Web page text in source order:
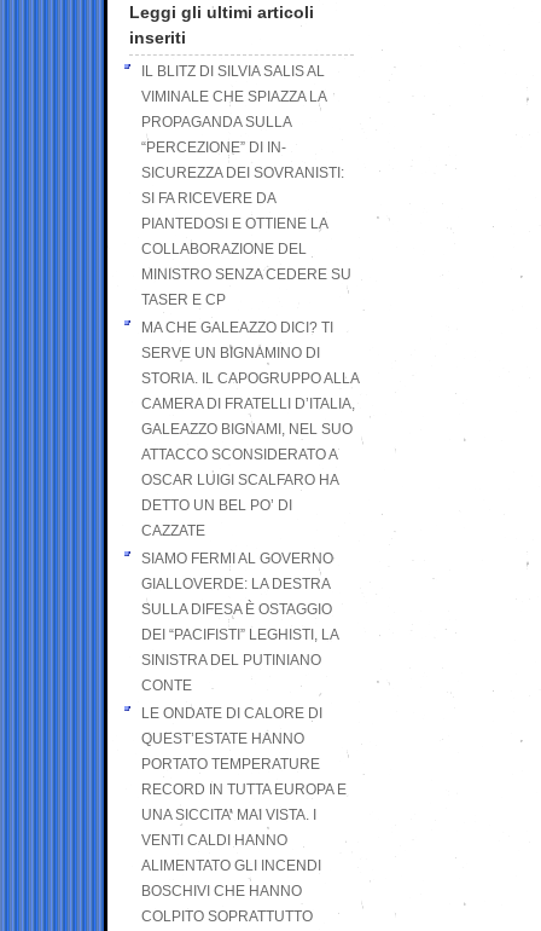
Leggi gli ultimi articoli
inseriti
IL BLITZ DI SILVIA SALIS AL
VIMINALE CHE SPIAZZA LA
PROPAGANDA SULLA
“PERCEZIONE” DI IN-
SICUREZZA DEI SOVRANISTI:
SI FA RICEVERE DA
PIANTEDOSI E OTTIENE LA
COLLABORAZIONE DEL
MINISTRO SENZA CEDERE SU
TASER E CP
MA CHE GALEAZZO DICI? TI
SERVE UN BIGNAMINO DI
STORIA. IL CAPOGRUPPO ALLA
CAMERA DI FRATELLI D’ITALIA,
GALEAZZO BIGNAMI, NEL SUO
ATTACCO SCONSIDERATO A
OSCAR LUIGI SCALFARO HA
DETTO UN BEL PO’ DI
CAZZATE
SIAMO FERMI AL GOVERNO
GIALLOVERDE: LA DESTRA
SULLA DIFESA È OSTAGGIO
DEI “PACIFISTI” LEGHISTI, LA
SINISTRA DEL PUTINIANO
CONTE
LE ONDATE DI CALORE DI
QUEST’ESTATE HANNO
PORTATO TEMPERATURE
RECORD IN TUTTA EUROPA E
UNA SICCITA’ MAI VISTA. I
VENTI CALDI HANNO
ALIMENTATO GLI INCENDI
BOSCHIVI CHE HANNO
COLPITO SOPRATTUTTO